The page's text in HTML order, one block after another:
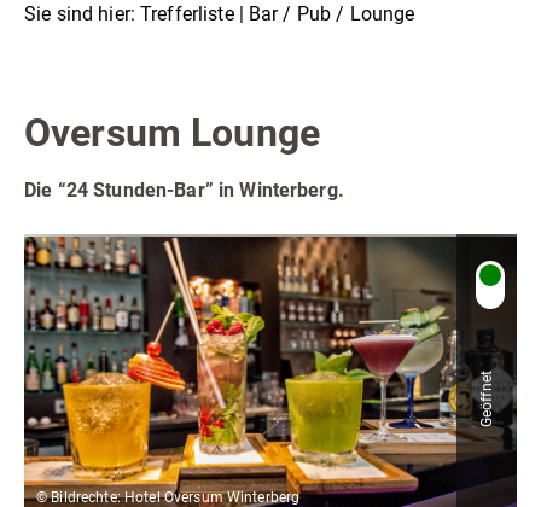
Veranstaltungen
Wandern
Radfahren
Tourenportal
Tourist-Information
Sie sind hier: Trefferliste | Bar / Pub / Lounge
Oversum Lounge
Die “24 Stunden-Bar” in Winterberg.
© Bildrechte: Hotel Oversum Winterberg
Geöffnet